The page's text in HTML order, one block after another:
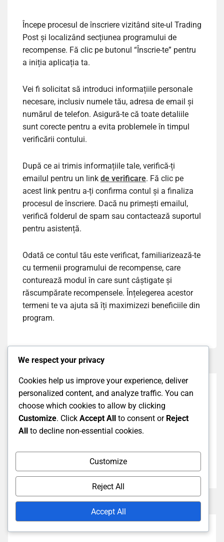
Începe procesul de înscriere vizitând site-ul Trading
Post și localizând secțiunea programului de
recompense. Fă clic pe butonul “Înscrie-te” pentru
a iniția aplicația ta.
Vei fi solicitat să introduci informațiile personale
necesare, inclusiv numele tău, adresa de email și
numărul de telefon. Asigură-te că toate detaliile
sunt corecte pentru a evita problemele în timpul
verificării contului.
După ce ai trimis informațiile tale, verifică-ți
emailul pentru un link de verificare. Fă clic pe
acest link pentru a-ți confirma contul și a finaliza
procesul de înscriere. Dacă nu primești emailul,
verifică folderul de spam sau contactează suportul
pentru asistență.
Odată ce contul tău este verificat, familiarizează-te
cu termenii programului de recompense, care
conturează modul în care sunt câștigate și
răscumpărate recompensele. Înțelegerea acestor
termeni te va ajuta să îți maximizezi beneficiile din
program.
Previous Post
Battle.Net Echilibru Răscumpărare: Verificarea
contului, Verificări de identitate, Măsuri de siguranță
Battle.Net Echilibru Răscumpărare: Coduri
promoționale, Oferte speciale, Ofertă limitată în timp
We respect your privacy
Cookies help us improve your experience, deliver
personalized content, and analyze traffic. You can
choose which cookies to allow by clicking
Customize. Click Accept All to consent or Reject
All to decline non-essential cookies.
Customize
Reject All
Accept All